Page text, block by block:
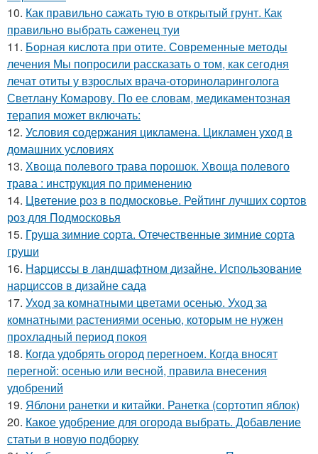
10. Как правильно сажать тую в открытый грунт. Как
правильно выбрать саженец туи
11. Борная кислота при отите. Современные методы
лечения Мы попросили рассказать о том, как сегодня
лечат отиты у взрослых врача-оториноларинголога
Светлану Комарову. По ее словам, медикаментозная
терапия может включать:
12. Условия содержания цикламена. Цикламен уход в
домашних условиях
13. Хвоща полевого трава порошок. Хвоща полевого
трава : инструкция по применению
14. Цветение роз в подмосковье. Рейтинг лучших сортов
роз для Подмосковья
15. Груша зимние сорта. Отечественные зимние сорта
груши
16. Нарциссы в ландшафтном дизайне. Использование
нарциссов в дизайне сада
17. Уход за комнатными цветами осенью. Уход за
комнатными растениями осенью, которым не нужен
прохладный период покоя
18. Когда удобрять огород перегноем. Когда вносят
перегной: осенью или весной, правила внесения
удобрений
19. Яблони ранетки и китайки. Ранетка (сортотип яблок)
20. Какое удобрение для огорода выбрать. Добавление
статьи в новую подборку